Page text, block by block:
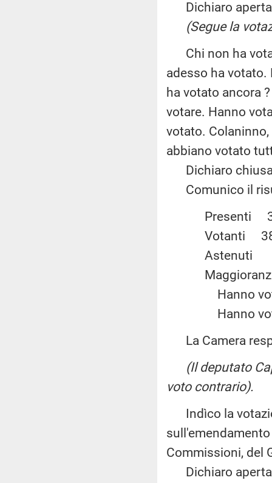
Dichiaro aperta
(Segue la
Chi non ha
adesso ha votato.
ha votato ancora
votare. Hanno
votato.
abbiano votato
Dichiaro chiusa
Comunico il
Votanti
Hanno
Hanno
La Camera
(Il deputato
voto contrario).
Indìco la
Commissioni, del
Dichiaro aperta